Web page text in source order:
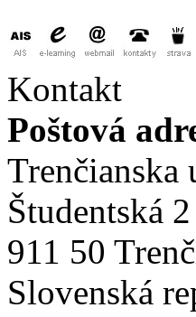
Kontakt
Poštová
Trenčianska
Študentská 2
911 50
Slovenská